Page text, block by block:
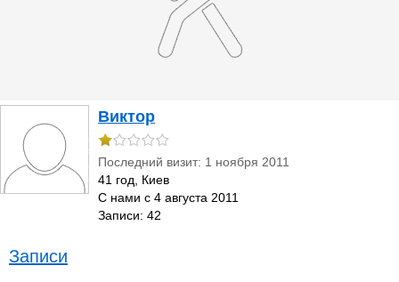
Виктор
Последний визит: 1 ноября 2011
41 год, Киев
С нами с 4 августа 2011
Записи: 42
Записи